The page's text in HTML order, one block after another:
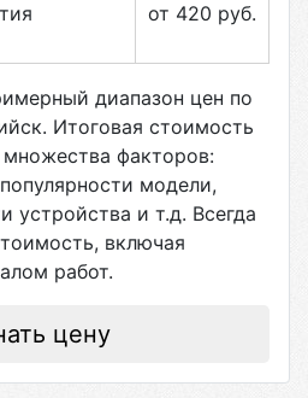
от 420 руб.
диапазон цен по
. Итоговая стоимость
факторов:
модели,
устройства и т.д. Всегда
включая
работ.
цену